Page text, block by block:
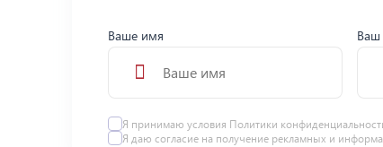
Ваше имя Ваш
Я принимаю условия Политики
Я даю согласие на получение рекламных и